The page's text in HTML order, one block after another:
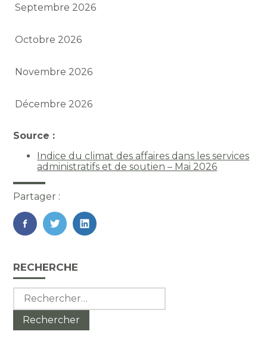
Septembre 2026
Octobre 2026
Novembre 2026
Décembre 2026
Source :
Indice du climat des affaires dans les services
administratifs et de soutien – Mai 2026
Partager :
FaceBook
TwitterLinkedIn
Blog
sidebar
RECHERCHE
Rechercher :